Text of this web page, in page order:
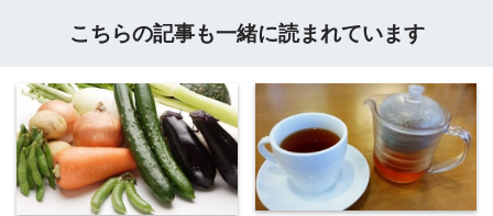
こちらの記事も一緒に読まれています